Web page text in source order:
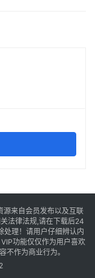
源来自会员发布以及互联
法律法规,请在下载后24
处理！请用户仔细辨认内
功能仅仅作为用户喜欢
不作为商业行为。